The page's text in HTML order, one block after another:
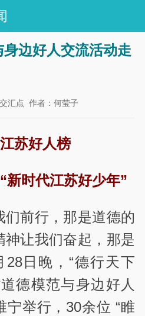
边好人交流活动走
汇点 作者：何莹子
苏好人榜
新时代江苏好少年”
们前行，那是道德的
神让我们奋起，那是
日晚，“德行天下
德模范与身边好人
宁举行，30余位 “睢